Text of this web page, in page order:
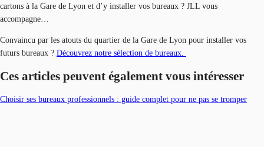
cartons à la Gare de Lyon et d’y installer vos bureaux ? JLL vous
accompagne…
Convaincu par les atouts du quartier de la Gare de Lyon pour installer vos
futurs bureaux ? Découvrez notre sélection de bureaux.
Ces articles peuvent également vous intéresser
Choisir ses bureaux professionnels : guide complet pour ne pas se tromper